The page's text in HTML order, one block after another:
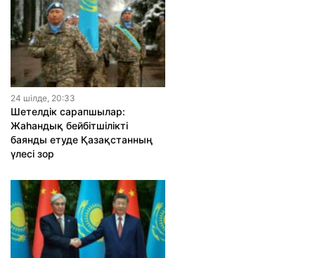
24 шiлде, 20:33
Шетелдік сарапшылар:
Жаһандық бейбітшілікті
баянды етуде Қазақстанның
үлесі зор